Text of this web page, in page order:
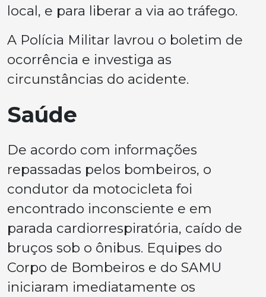
local, e para liberar a via ao tráfego.
A Polícia Militar lavrou o boletim de
ocorrência e investiga as
circunstâncias do acidente.
Saúde
De acordo com informações
repassadas pelos bombeiros, o
condutor da motocicleta foi
encontrado inconsciente e em
parada cardiorrespiratória, caído de
bruços sob o ônibus. Equipes do
Corpo de Bombeiros e do SAMU
iniciaram imediatamente os